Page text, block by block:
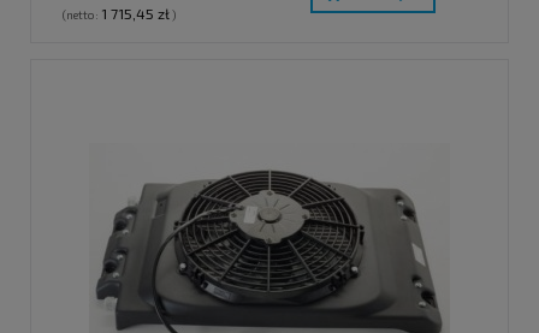
(netto: 1 715,45 zł)